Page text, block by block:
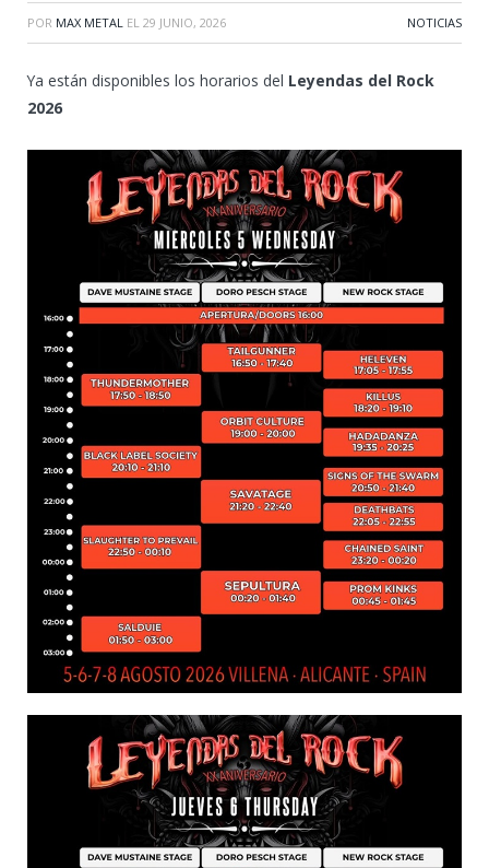
POR MAX METAL EL 29 JUNIO, 2026 NOTICIAS
Ya están disponibles los horarios del Leyendas del Rock
2026